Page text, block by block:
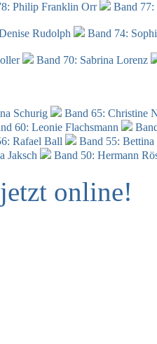
Philip Franklin Orr
Band
Rudolph
Band 74:
Band 70: Sabrina Lorenz
Schurig
Band 65: Christine
60: Leonie Flachsmann
Rafael Ball
Band 55:
Jaksch Band 50: Hermann
online!